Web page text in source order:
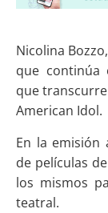
Nicolina
que continúa
que
American Idol.
En la emisión
de películas
los mismos
teatral.